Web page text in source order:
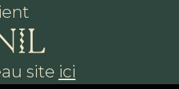
site ici